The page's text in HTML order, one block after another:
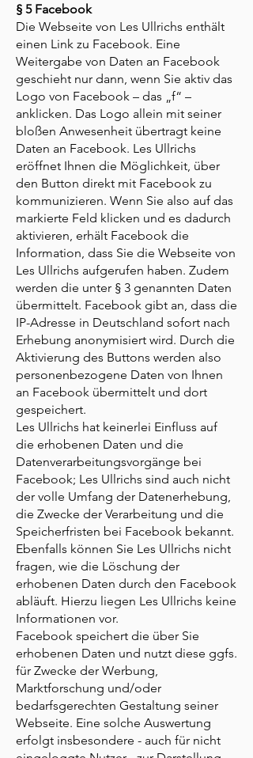
§ 5 Facebook
Die Webseite von Les Ullrichs enthält
einen Link zu Facebook. Eine
Weitergabe von Daten an Facebook
geschieht nur dann, wenn Sie aktiv das
Logo von Facebook – das „f“ –
anklicken. Das Logo allein mit seiner
bloßen Anwesenheit übertragt keine
Daten an Facebook. Les Ullrichs
eröffnet Ihnen die Möglichkeit, über
den Button direkt mit Facebook zu
kommunizieren. Wenn Sie also auf das
markierte Feld klicken und es dadurch
aktivieren, erhält Facebook die
Information, dass Sie die Webseite von
Les Ullrichs aufgerufen haben. Zudem
werden die unter § 3 genannten Daten
übermittelt. Facebook gibt an, dass die
IP-Adresse in Deutschland sofort nach
Erhebung anonymisiert wird. Durch die
Aktivierung des Buttons werden also
personenbezogene Daten von Ihnen
an Facebook übermittelt und dort
gespeichert.
Les Ullrichs hat keinerlei Einfluss auf
die erhobenen Daten und die
Datenverarbeitungsvorgänge bei
Facebook; Les Ullrichs sind auch nicht
der volle Umfang der Datenerhebung,
die Zwecke der Verarbeitung und die
Speicherfristen bei Facebook bekannt.
Ebenfalls können Sie Les Ullrichs nicht
fragen, wie die Löschung der
erhobenen Daten durch den Facebook
abläuft. Hierzu liegen Les Ullrichs keine
Informationen vor.
Facebook speichert die über Sie
erhobenen Daten und nutzt diese ggfs.
für Zwecke der Werbung,
Marktforschung und/oder
bedarfsgerechten Gestaltung seiner
Webseite. Eine solche Auswertung
erfolgt insbesondere - auch für nicht